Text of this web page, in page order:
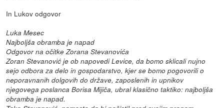
In Lukov odgovor
Luka Mesec
Najboljša obramba je napad
Odgovor na očitke Zorana Stevanovića
Zoran Stevanović je ob napovedi Levice, da bomo sklicali nujno
sejo odbora za delo in gospodarstvo, kjer se bomo pogovorili o
neporavnanih dolgovih do države, zaposlenih in upnikov
njegovega poslanca Borisa Mijiča, ubral klasično taktiko: najboljša
obramba je napad.